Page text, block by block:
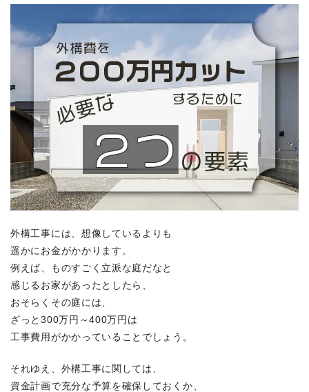
外構工事には、想像しているよりも
遥かにお金がかかります。
例えば、ものすごく立派な庭だなと
感じるお家があったとしたら、
おそらくその庭には、
ざっと300万円～400万円は
工事費用がかかっていることでしょう。
それゆえ、外構工事に関しては、
資金計画で充分な予算を確保しておくか、